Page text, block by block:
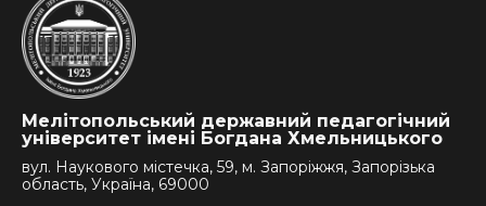
Мелітопольський державний педагогічний
університет імені Богдана Хмельницького
вул. Наукового містечка, 59, м. Запоріжжя, Запорізька
область, Україна, 69000